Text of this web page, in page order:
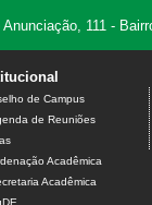
111 -
de Campus
de Reuniões
Acadêmica
Acadêmica